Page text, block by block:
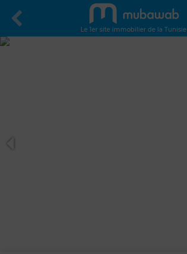
Le 1er site immobilier de la Tunisie